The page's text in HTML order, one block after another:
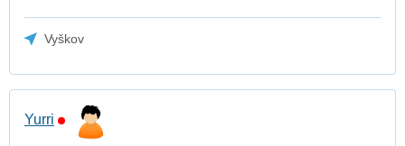
Vyškov
Yurri